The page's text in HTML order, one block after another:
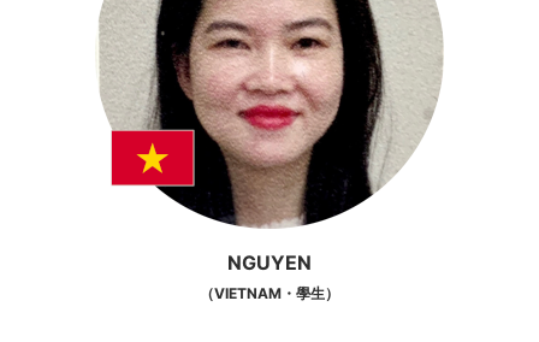
NGUYEN
（VIETNAM・學生）